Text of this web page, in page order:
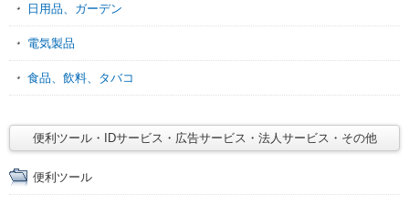
日用品、ガーデン
電気製品
食品、飲料、タバコ
便利ツール・IDサービス・広告サービス・法人サービス・その他
便利ツール